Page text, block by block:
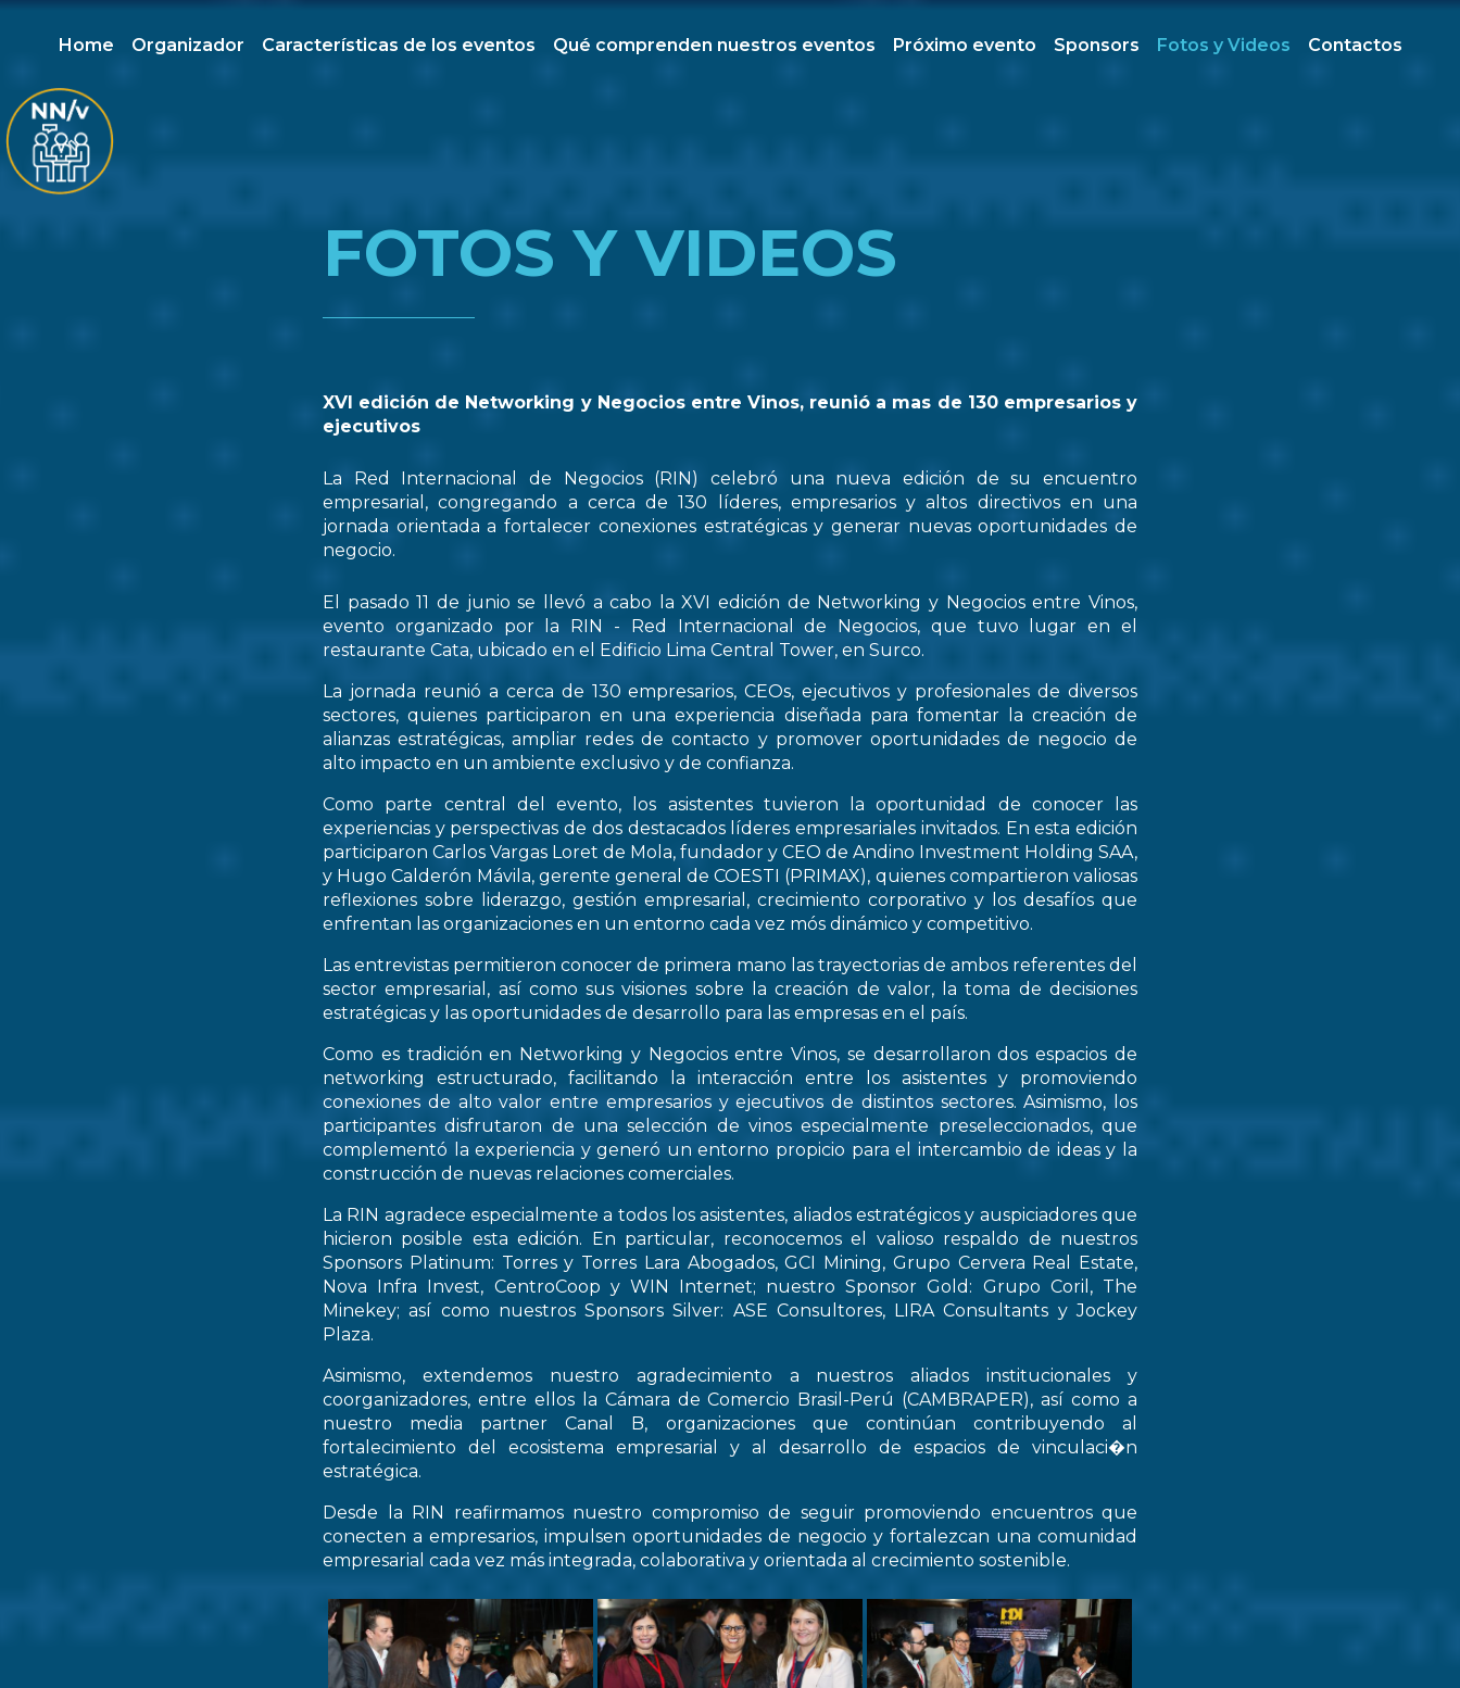
Home Organizador Características de los eventos Qué comprenden nuestros eventos Próximo evento Sponsors Fotos y Videos Contactos
FOTOS Y VIDEOS
XVI edición de Networking y Negocios entre Vinos, reunió a mas de 130 empresarios y
ejecutivos
La Red Internacional de Negocios (RIN) celebró una nueva edición de su encuentro
empresarial, congregando a cerca de 130 líderes, empresarios y altos directivos en una
jornada orientada a fortalecer conexiones estratégicas y generar nuevas oportunidades de
negocio.
El pasado 11 de junio se llevó a cabo la XVI edición de Networking y Negocios entre Vinos,
evento organizado por la RIN - Red Internacional de Negocios, que tuvo lugar en el
restaurante Cata, ubicado en el Edificio Lima Central Tower, en Surco.
La jornada reunió a cerca de 130 empresarios, CEOs, ejecutivos y profesionales de diversos
sectores, quienes participaron en una experiencia diseñada para fomentar la creación de
alianzas estratégicas, ampliar redes de contacto y promover oportunidades de negocio de
alto impacto en un ambiente exclusivo y de confianza.
Como parte central del evento, los asistentes tuvieron la oportunidad de conocer las
experiencias y perspectivas de dos destacados líderes empresariales invitados. En esta edición
participaron Carlos Vargas Loret de Mola, fundador y CEO de Andino Investment Holding SAA,
y Hugo Calderón Mávila, gerente general de COESTI (PRIMAX), quienes compartieron valiosas
reflexiones sobre liderazgo, gestión empresarial, crecimiento corporativo y los desafíos que
enfrentan las organizaciones en un entorno cada vez mós dinámico y competitivo.
Las entrevistas permitieron conocer de primera mano las trayectorias de ambos referentes del
sector empresarial, así como sus visiones sobre la creación de valor, la toma de decisiones
estratégicas y las oportunidades de desarrollo para las empresas en el país.
Como es tradición en Networking y Negocios entre Vinos, se desarrollaron dos espacios de
networking estructurado, facilitando la interacción entre los asistentes y promoviendo
conexiones de alto valor entre empresarios y ejecutivos de distintos sectores. Asimismo, los
participantes disfrutaron de una selección de vinos especialmente preseleccionados, que
complementó la experiencia y generó un entorno propicio para el intercambio de ideas y la
construcción de nuevas relaciones comerciales.
La RIN agradece especialmente a todos los asistentes, aliados estratégicos y auspiciadores que
hicieron posible esta edición. En particular, reconocemos el valioso respaldo de nuestros
Sponsors Platinum: Torres y Torres Lara Abogados, GCI Mining, Grupo Cervera Real Estate,
Nova Infra Invest, CentroCoop y WIN Internet; nuestro Sponsor Gold: Grupo Coril, The
Minekey; así como nuestros Sponsors Silver: ASE Consultores, LIRA Consultants y Jockey
Plaza.
Asimismo, extendemos nuestro agradecimiento a nuestros aliados institucionales y
coorganizadores, entre ellos la Cámara de Comercio Brasil-Perú (CAMBRAPER), así como a
nuestro media partner Canal B, organizaciones que continúan contribuyendo al
fortalecimiento del ecosistema empresarial y al desarrollo de espacios de vinculaci�n
estratégica.
Desde la RIN reafirmamos nuestro compromiso de seguir promoviendo encuentros que
conecten a empresarios, impulsen oportunidades de negocio y fortalezcan una comunidad
empresarial cada vez más integrada, colaborativa y orientada al crecimiento sostenible.